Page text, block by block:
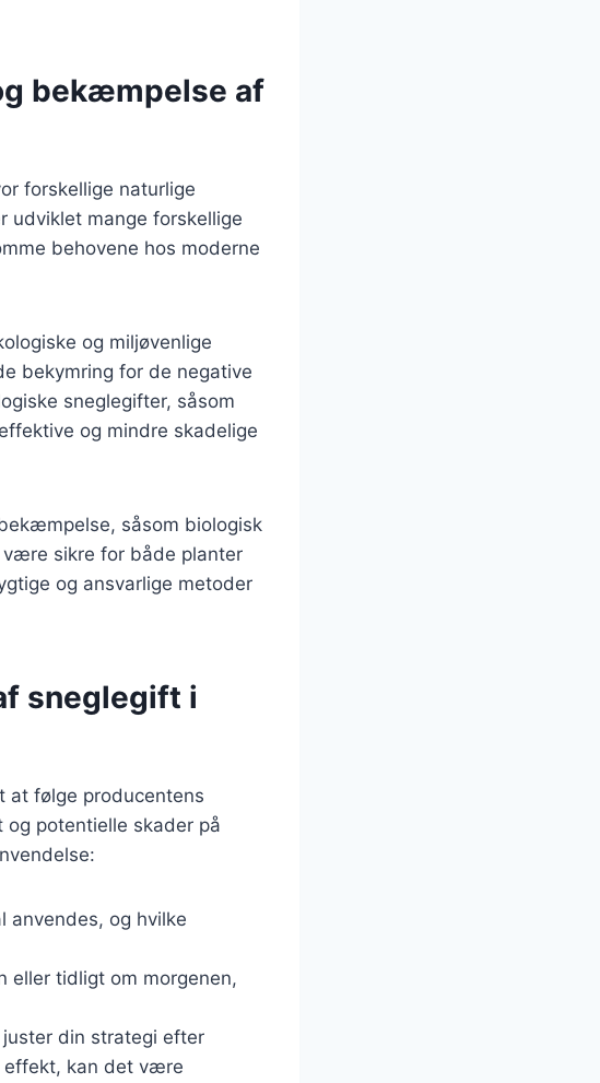
bekæmpelse af
forskellige naturlige
udviklet mange forskellige
behovene hos moderne
og miljøvenlige
bekymring for de negative
sneglegifter, såsom
og mindre skadelige
såsom biologisk
sikre for både planter
og ansvarlige metoder
sneglegift i
at følge producentens
potentielle skader på
anvendes, og hvilke
eller tidligt om morgenen,
din strategi efter
effekt, kan det være